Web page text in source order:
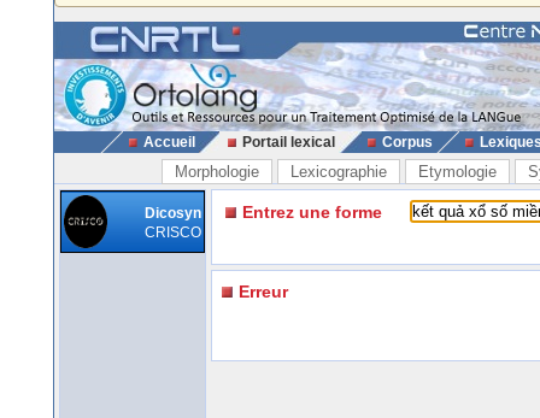
Accueil Portail lexical Corpus
Morphologie Lexicographie Etymologie
Dicosyn
CRISCO
Entrez une forme
Erreur